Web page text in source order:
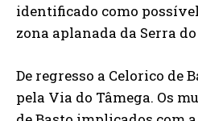
identificado como
zona aplanada da Serra
De regresso a Celorico de
pela Via do Tâmega. Os